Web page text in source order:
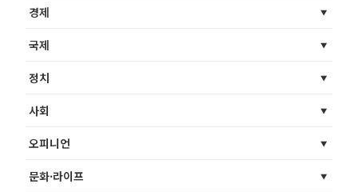
경제
국제
정치
사회
오피니언
문화·라이프